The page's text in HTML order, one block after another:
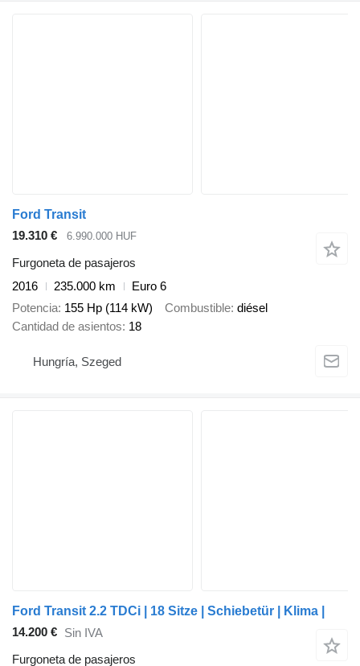
Ford Transit
19.310 €
6.990.000 HUF
Furgoneta de pasajeros
2016
235.000 km
Euro 6
Potencia 155 Hp (114 kW) Combustible diésel
Cantidad de asientos 18
Hungría, Szeged
Ford Transit 2.2 TDCi | 18 Sitze | Schiebetür | Klima |
14.200 € Sin IVA
Furgoneta de pasajeros